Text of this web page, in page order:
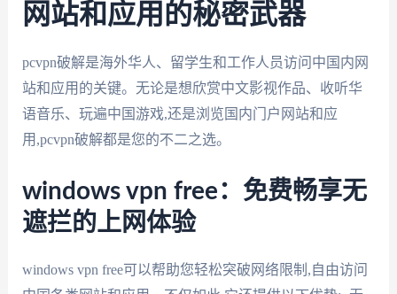
网站和应用的秘密武器
pcvpn破解是海外华人、留学生和工作人员访问中国内网
站和应用的关键。无论是想欣赏中文影视作品、收听华
语音乐、玩遍中国游戏,还是浏览国内门户网站和应
用,pcvpn破解都是您的不二之选。
windows vpn free：免费畅享无
遮拦的上网体验
windows vpn free可以帮助您轻松突破网络限制,自由访问